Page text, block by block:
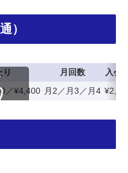
）
り 月回数
入会
／¥4,400 月2／月3／月4